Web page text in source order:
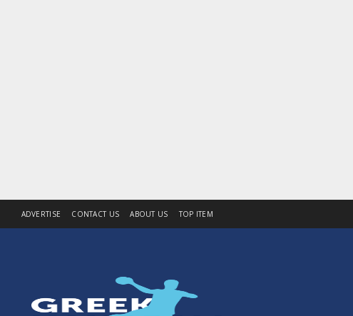
ADVERTISE CONTACT US ABOUT US TOP ITEM